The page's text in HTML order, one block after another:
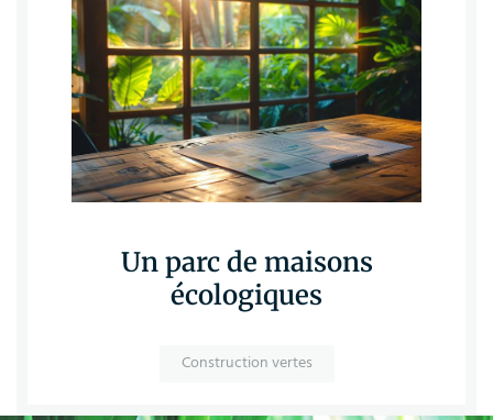
Un parc de maisons
écologiques
Construction vertes